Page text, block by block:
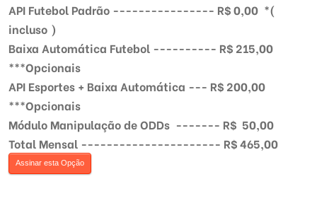
API Futebol Padrão ---------------- R$ 0,00 *(
incluso )
Baixa Automática Futebol ---------- R$ 215,00
***Opcionais
API Esportes + Baixa Automática --- R$ 200,00
***Opcionais
Módulo Manipulação de ODDs ------- R$ 50,00
Total Mensal ---------------------- R$ 465,00
Assinar esta Opção